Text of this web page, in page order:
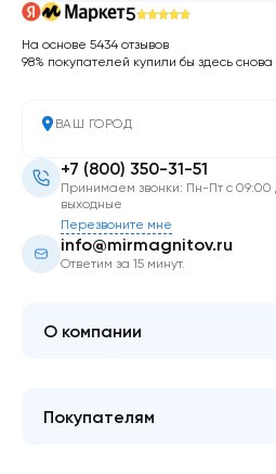
ВАШ ГОРОД
+7 (800) 350-31-51
Принимаем звонки: Пн-Пт с
выходные
Перезвоните мне
info@mirmagnitov.ru
Ответим за 15 минут.
Покупателям
О компании
5
На основе 5434 отзывов
98% покупателей купили бы здесь снова